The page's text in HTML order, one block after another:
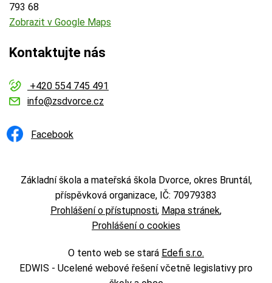
793 68
Zobrazit v Google Maps
Kontaktujte nás
+420 554 745 491
info@zsdvorce.cz
Facebook
Základní škola a mateřská škola Dvorce, okres Bruntál,
příspěvková organizace, IČ: 70979383
Prohlášení o přístupnosti Mapa stránek
Prohlášení o cookies
O tento web se stará Edefi s.r.o.
EDWIS - Ucelené webové řešení včetně legislativy pro